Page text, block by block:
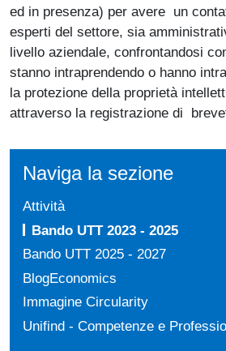
ed in presenza) per avere un
esperti del settore, sia
livello aziendale, confrontandosi
stanno intraprendendo o hanno
la protezione della proprietà
attraverso la registrazione di
Naviga la sezione
Attività
Bando UTT 2023 - 2025
Bando UTT 2025 - 2027
BlogEconomics
Immagine Circularity
Unifind - Competenze e